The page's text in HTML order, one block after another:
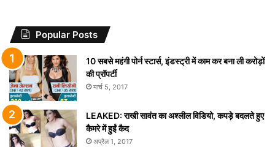
Popular Posts
10 सबसे महंगी पोर्न स्टार्स, इंडस्ट्री में काम कर बना ली करोड़ों
की प्रॉपर्टी
मार्च 5, 2017
LEAKED: राखी सावंत का अश्लील विडियो, कपड़े बदलते हुए
कैमरे में हुईं कैद
अप्रैल 1, 2017